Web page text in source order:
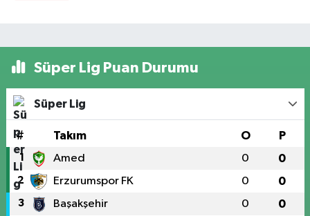
Süper Lig Puan Durumu
Süper Lig
# Takım O P
1 Amed 0 0
2 Erzurumspor FK 0 0
3 Başakşehir 0 0